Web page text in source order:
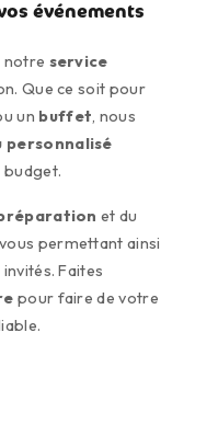
événements
notre service
Que ce soit pour
un buffet , nous
personnalisé
budget.
et du
permettant ainsi
Faites
pour faire de votre